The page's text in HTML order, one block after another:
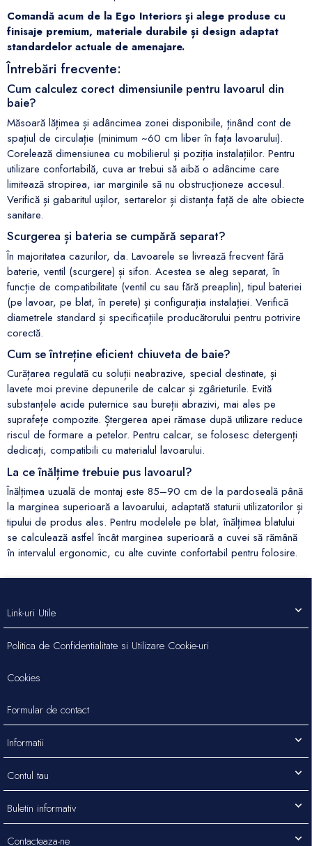
Comandă acum de la Ego Interiors și alege produse cu
finisaje premium, materiale durabile și design adaptat
standardelor actuale de amenajare.
Întrebări frecvente:
Cum calculez corect dimensiunile pentru lavoarul din
baie?
Măsoară lățimea și adâncimea zonei disponibile, ținând cont de
spațiul de circulație (minimum ~60 cm liber în fața lavoarului).
Corelează dimensiunea cu mobilierul și poziția instalațiilor. Pentru
utilizare confortabilă, cuva ar trebui să aibă o adâncime care
limitează stropirea, iar marginile să nu obstrucționeze accesul.
Verifică și gabaritul ușilor, sertarelor și distanța față de alte obiecte
sanitare.
Scurgerea și bateria se cumpără separat?
În majoritatea cazurilor, da. Lavoarele se livrează frecvent fără
baterie, ventil (scurgere) și sifon. Acestea se aleg separat, în
funcție de compatibilitate (ventil cu sau fără preaplin), tipul bateriei
(pe lavoar, pe blat, în perete) și configurația instalației. Verifică
diametrele standard și specificațiile producătorului pentru potrivire
corectă.
Cum se întreține eficient chiuveta de baie?
Curățarea regulată cu soluții neabrazive, special destinate, și
lavete moi previne depunerile de calcar și zgârieturile. Evită
substanțele acide puternice sau bureții abrazivi, mai ales pe
suprafețe compozite. Ștergerea apei rămase după utilizare reduce
riscul de formare a petelor. Pentru calcar, se folosesc detergenți
dedicați, compatibili cu materialul lavoarului.
La ce înălțime trebuie pus lavoarul?
Înălțimea uzuală de montaj este 85–90 cm de la pardoseală până
la marginea superioară a lavoarului, adaptată staturii utilizatorilor și
tipului de produs ales. Pentru modelele pe blat, înălțimea blatului
se calculează astfel încât marginea superioară a cuvei să rămână
în intervalul ergonomic, cu alte cuvinte confortabil pentru folosire.
Contacteaza-ne
Link-uri Utile
Politica de Confidentialitate si Utilizare Cookie-uri
Cookies
Formular de contact
Informatii
Contul tau
Buletin informativ